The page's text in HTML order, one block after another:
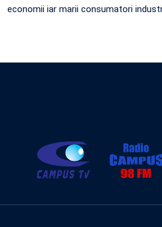
economii iar marii consumatori